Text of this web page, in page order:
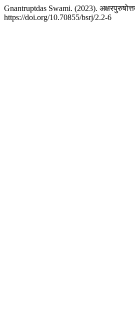
Gnantruptdas Swami. (2023).
https://doi.org/10.70855/bsrj/2.2-6